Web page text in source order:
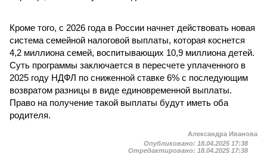
Кроме того, с 2026 года в России начнет действовать новая
система семейной налоговой выплаты, которая коснется
4,2 миллиона семей, воспитывающих 10,9 миллиона детей.
Суть программы заключается в пересчете уплаченного в
2025 году НДФЛ по сниженной ставке 6% с последующим
возвратом разницы в виде единовременной выплаты.
Право на получение такой выплаты будут иметь оба
родителя.
Александра Иванова
Опубликовано: 18.04.2025 17:38
Отредактировано: 18.04.2025 17:38